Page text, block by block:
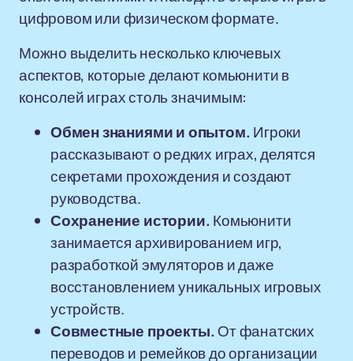
цифровом или физическом формате.
Можно выделить несколько ключевых
аспектов, которые делают комьюнити в
консолей играх столь значимым:
Обмен знаниями и опытом. Игроки
рассказывают о редких играх, делятся
секретами прохождения и создают
руководства.
Сохранение истории. Комьюнити
занимается архивированием игр,
разработкой эмуляторов и даже
восстановлением уникальных игровых
устройств.
Совместные проекты. От фанатских
переводов и ремейков до организации